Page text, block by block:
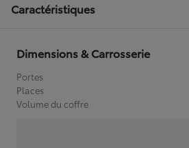
Caractéristiques
Dimensions & Carrosserie
Portes
Places
Volume du coffre